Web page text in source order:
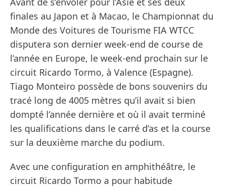
finales au Japon et à Macao, le Championnat du
Monde des Voitures de Tourisme FIA WTCC
disputera son dernier week-end de course de
l’année en Europe, le week-end prochain sur le
circuit Ricardo Tormo, à Valence (Espagne).
Tiago Monteiro possède de bons souvenirs du
tracé long de 4005 mètres qu’il avait si bien
dompté l’année dernière et où il avait terminé
les qualifications dans le carré d’as et la course
sur la deuxième marche du podium.
Avec une configuration en amphithéâtre, le
circuit Ricardo Tormo a pour habitude